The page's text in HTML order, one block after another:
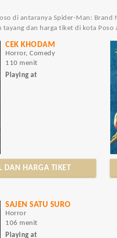
di antaranya Spider-Man: Brand
dan harga tiket di kota Poso
CEK KHODAM
Horror, Comedy
110 menit
Playing at
DAN HARGA TIKET
SAJEN SATU SURO
Horror
106 menit
Playing at